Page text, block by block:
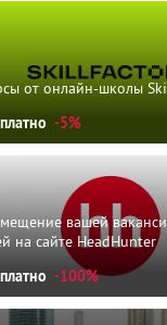
от онлайн-школы
-5%
вашей
на сайте HeadHunter
-100%